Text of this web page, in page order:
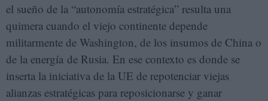
el sueño de la “autonomía estratégica” resulta una
quimera cuando el viejo continente depende
militarmente de Washington, de los insumos de China o
de la energía de Rusia. En ese contexto es donde se
inserta la iniciativa de la UE de repotenciar viejas
alianzas estratégicas para reposicionarse y ganar